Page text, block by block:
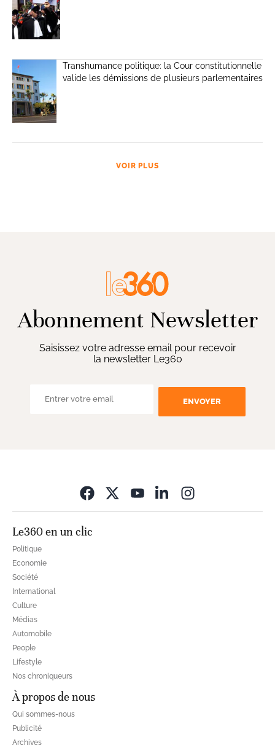
Transhumance politique: la Cour constitutionnelle
valide les démissions de plusieurs parlementaires
VOIR PLUS
Abonnement Newsletter
Saisissez votre adresse email pour recevoir
la newsletter Le360
ENVOYER
Le360 en un clic
Politique
Economie
Société
International
Culture
Médias
Automobile
People
Lifestyle
Nos chroniqueurs
À propos de nous
Qui sommes-nous
Publicité
Archives